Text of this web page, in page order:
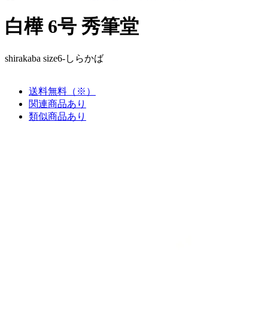
白樺 6号 秀筆堂
shirakaba size6-しらかば
送料無料（※）
関連商品あり
類似商品あり